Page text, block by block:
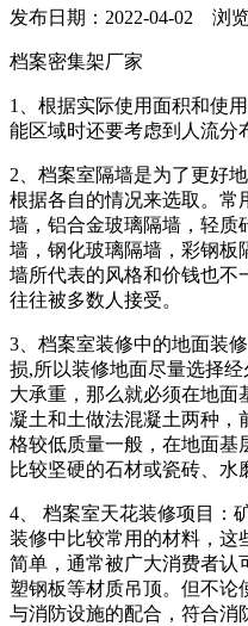
发布日期：2022-04-02 浏览
档案密集架厂家
1、根据实际使用面积和使
能区域时还要考虑到人流分
2、档案室隔墙是为了更好
根据各自的情况来选取。常
墙，铝合金玻璃隔墙，轻质
墙，钢化玻璃隔墙，彩钢板
墙所代表的风格和价钱也不
往往被多数人接受。
3、档案室装修中的地面装
损,所以装修地面尽量选择
大承重，那么就必须在地面
凝土和土做法混凝土两种，
格较低质量一般，在地面基
比较坚硬的石材或瓷砖、水
4、 档案室天花装修项目：
装修中比较常用的材料，这
简单，通常被广大消费者认
塑钢板等材质吊顶。但不论
与消防设施的配合，符合消